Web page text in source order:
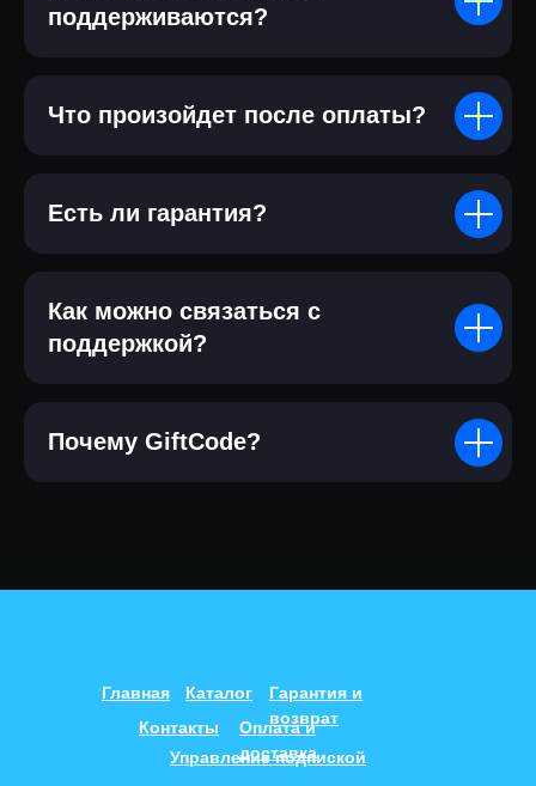
поддерживаются?
Что произойдет после оплаты?
Есть ли гарантия?
Как можно связаться с
поддержкой?
Почему GiftCode?
Главная Каталог
Гарантия и
возврат
Оплата и
доставка
Контакты
Управление подпиской